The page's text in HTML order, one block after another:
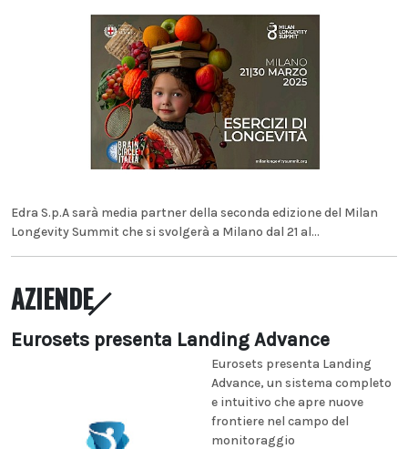
Edra S.p.A sarà media partner della seconda edizione del Milan
Longevity Summit che si svolgerà a Milano dal 21 al...
AZIENDE
Eurosets presenta Landing Advance
Eurosets presenta Landing
Advance, un sistema completo
e intuitivo che apre nuove
frontiere nel campo del
monitoraggio